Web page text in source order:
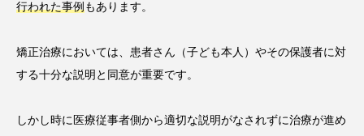
行われた事例もあります。
矯正治療においては、患者さん（子ども本人）やその保護者に対
する十分な説明と同意が重要です。
しかし時に医療従事者側から適切な説明がなされずに治療が進め